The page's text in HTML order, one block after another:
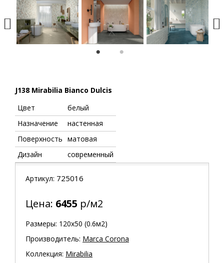
J138 Mirabilia Bianco Dulcis
Цвет
белый
Назначение
настенная
Поверхность матовая
Дизайн
современный
Артикул: 725016
Цена: 6455 р/м2
Размеры: 120х50 (0.6м2)
Производитель: Marca Corona
Коллекция: Mirabilia